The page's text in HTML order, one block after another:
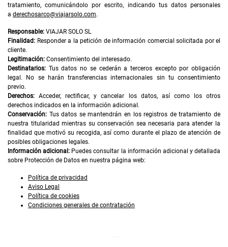
tratamiento, comunicándolo por escrito, indicando tus datos personales
a derechosarco@viajarsolo.com.
Responsable: VIAJAR SOLO SL
Finalidad: Responder a la petición de información comercial solicitada por el
cliente.
Legitimación: Consentimiento del interesado.
Destinatarios: Tus datos no se cederán a terceros excepto por obligación
legal. No se harán transferencias internacionales sin tu consentimiento
previo.
Derechos: Acceder, rectificar, y cancelar los datos, así como los otros
derechos indicados en la información adicional.
Conservación: Tus datos se mantendrán en los registros de tratamiento de
nuestra titularidad mientras su conservación sea necesaria para atender la
finalidad que motivó su recogida, así como durante el plazo de atención de
posibles obligaciones legales.
Información adicional: Puedes consultar la información adicional y detallada
sobre Protección de Datos en nuestra página web:
Política de privacidad
Aviso Legal
Política de cookies
Condiciones generales de contratación